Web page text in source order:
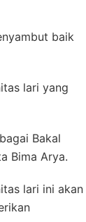
baik
lari yang
Bakal
Bima Arya.
lari ini akan